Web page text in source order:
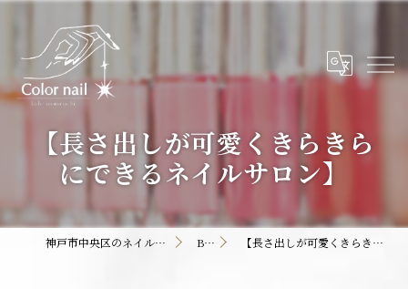
【長さ出しが可愛くきらきら
にできるネイルサロン】
神戸市中央区のネイルサロンならColor nail BLOG 【長さ出しが可愛くきらきらにできるネイルサロン】